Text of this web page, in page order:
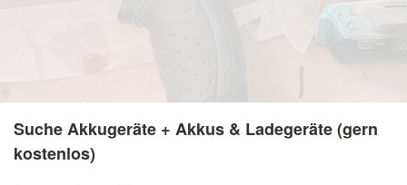
Suche Akkugeräte + Akkus & Ladegeräte (gern
kostenlos)